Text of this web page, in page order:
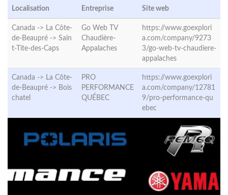
Localisation Entreprise Site web
Canada -> La Côte-
de-Beaupré -> Sain
t-Tite-des-Caps
Go Web TV
Chaudière-
Appalaches
https://www.goexplori
a.com/company/9273
3/go-web-tv-chaudiere-
appalaches
Canada -> La Côte-
de-Beaupré -> Bois
chatel
PRO
PERFORMANCE
QUÉBEC
https://www.goexplori
a.com/company/12781
9/pro-performance-qu
ebec